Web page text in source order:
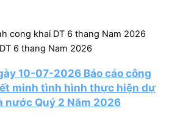
cong khai DT 6 thang Nam 2026
6 thang Nam 2026
10-07-2026 Báo cáo công
minh tình hình thực hiện dự
nước Quý 2 Năm 2026